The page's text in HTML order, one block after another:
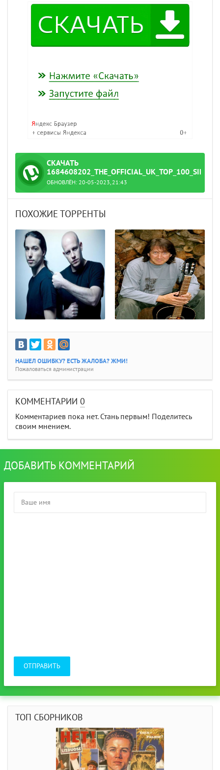
СКАЧАТЬ
ОБНОВЛЁН: 20-05-2023, 21:43
ПОХОЖИЕ ТОРРЕНТЫ
НАШЕЛ ОШИБКУ? ЕСТЬ ЖАЛОБА? ЖМИ!
Пожаловаться администрации
КОММЕНТАРИИ 0
Комментариев пока нет. Стань первым! Поделитесь
своим мнением.
ДОБАВИТЬ КОММЕНТАРИЙ
ОТПРАВИТЬ
ТОП СБОРНИКОВ